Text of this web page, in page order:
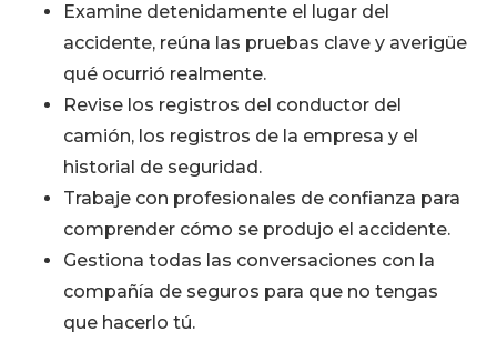
Examine detenidamente el lugar del
accidente, reúna las pruebas clave y averigüe
qué ocurrió realmente.
Revise los registros del conductor del
camión, los registros de la empresa y el
historial de seguridad.
Trabaje con profesionales de confianza para
comprender cómo se produjo el accidente.
Gestiona todas las conversaciones con la
compañía de seguros para que no tengas
que hacerlo tú.